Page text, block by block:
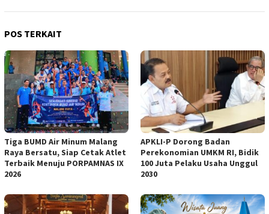
POS TERKAIT
Tiga BUMD Air Minum Malang
Raya Bersatu, Siap Cetak Atlet
Terbaik Menuju PORPAMNAS IX
2026
APKLI-P Dorong Badan
Perekonomian UMKM RI, Bidik
100 Juta Pelaku Usaha Unggul
2030